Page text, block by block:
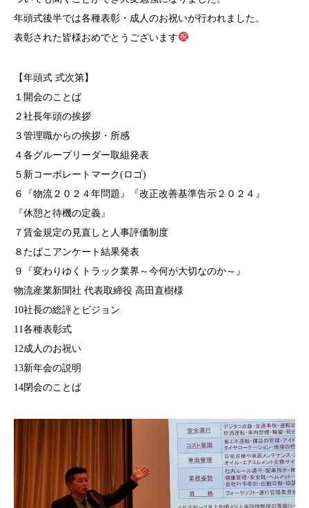
年頭式後半では各種表彰・成人のお祝いが行われました。
表彰された皆様おめでとうございます
【年頭式 式次第】
１開会のことば
２社長年頭の挨拶
３管理職からの挨拶・所感
４各グループリーダー取組発表
５新コーポレートマーク(ロゴ)
６『物流２０２４年問題』『改正改善基準告示２０２４』
『休憩と待機の定義』
７賃金規定の見直しと人事評価制度
８たばこアンケート結果発表
９『変わりゆくトラック業界～今何が大切なのか～』
物流産業新聞社 代表取締役 高田直樹様
10社長の総評とビジョン
11各種表彰式
12成人のお祝い
13新年会の説明
14閉会のことば